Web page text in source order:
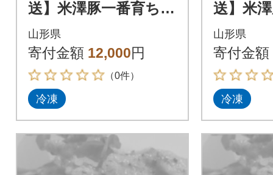
送】米澤豚一番育ち
【豚ロース味噌漬10
枚】
山形県
寄付金額 12,000円
（0件）
冷凍
送】米
【豚ロ
枚】
山形県
寄付金額
冷凍